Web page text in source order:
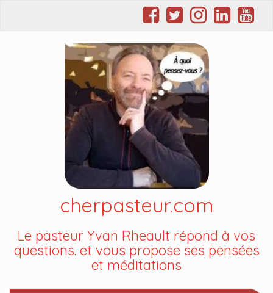
cherpasteur.com
Le pasteur Yvan Rheault répond à vos
questions. et vous propose ses pensées
et méditations